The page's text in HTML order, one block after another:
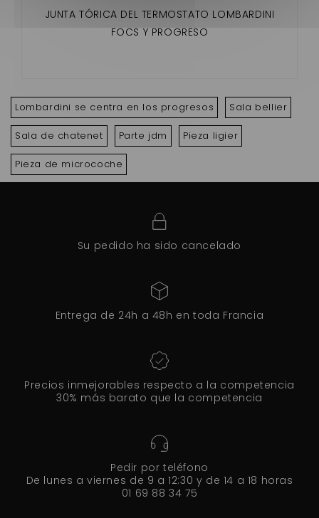
JUNTA TÓRICA DEL TERMOSTATO LOMBARDINI
FOCS Y PROGRESO
Lombardini se centra en los progresos Sala bellier
Sala de chatenet Parte jdm Pieza ligier
Pieza de microcoche
Su pedido ha sido cancelado
Entrega de 24h a 48h en toda Francia
Precios inmejorables respecto a la competencia
30% más barato que la competencia
Pedir por teléfono
De lunes a viernes de 9 a 12:30 y de 14 a 18 horas
01 69 88 34 75